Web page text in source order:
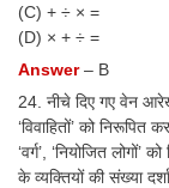
(C) + ÷ × =
(D) × + ÷ =
Answer– B
24. नीचे दिए गए वेन आरेख
‘विवाहितों’ को
‘वर्ग’, ‘नियोजित
के व्यक्तियों की संख्या